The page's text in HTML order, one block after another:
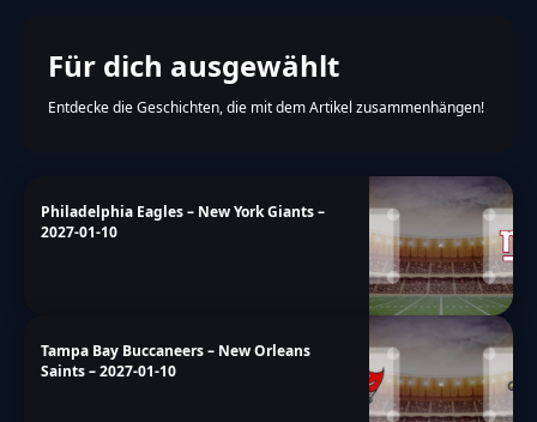
Für dich ausgewählt
Entdecke die Geschichten, die mit dem Artikel zusammenhängen!
Philadelphia Eagles – New York Giants –
2027-01-10
Tampa Bay Buccaneers – New Orleans
Saints – 2027-01-10